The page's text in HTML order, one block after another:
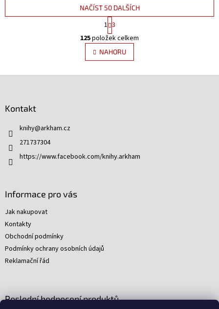
O
v
l
á
v
NAČÍST 50 DALŠÍCH
S
t
r
á
n
k
1 3
125položek celkem
NAHORU
Kontakt
knihy@arkham.cz
271737304
https://www.facebook.com/knihy.arkham
Informace pro vás
Jak nakupovat
Kontakty
Obchodní podmínky
Podmínky ochrany osobních údajů
Reklamační řád
Poslední hodnocení produktů